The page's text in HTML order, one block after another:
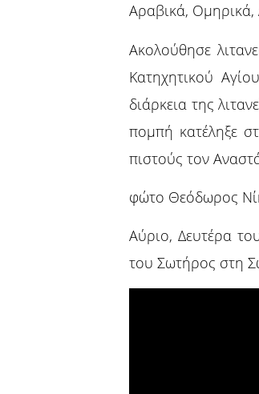
Αραβικά, Ομηρικά,
Ακολούθησε
Κατηχητικού
διάρκεια της
πομπή κατέληξε
πιστούς τον
φώτο Θεόδωρος
Αύριο, Δευτέρα
του Σωτήρος στη